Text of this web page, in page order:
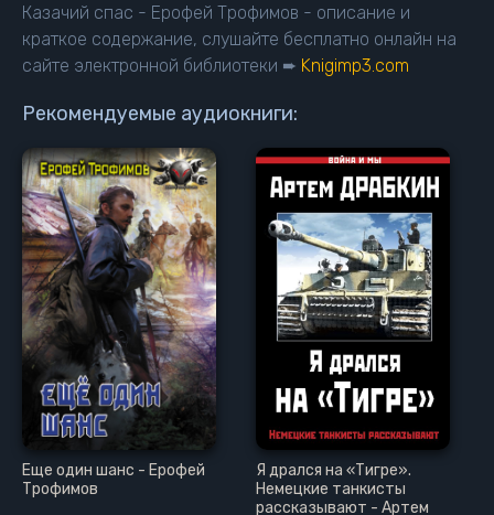
Казачий спас - Ерофей Трофимов - описание и
краткое содержание, слушайте бесплатно онлайн на
сайте электронной библиотеки ➨ Knigimp3.com
Рекомендуемые аудиокниги:
Еще один шанс - Ерофей
Трофимов
Я дрался на «Тигре».
Немецкие танкисты
рассказывают - Артем